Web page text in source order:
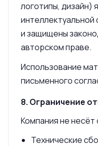
логотипы, дизайн)
и защищены
авторском праве.
Использование
письменного
8. Ограничение
Компания не несёт
Технические